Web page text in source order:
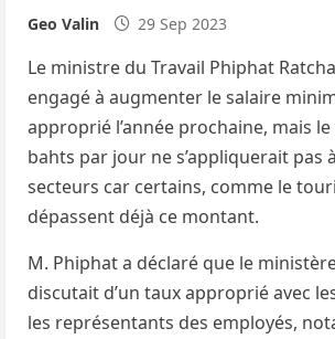
Geo Valin 29 Sep 2023
Le ministre du Travail Phiphat
engagé à augmenter le salaire
approprié l’année prochaine, mais
bahts par jour ne s’appliquerait pas
secteurs car certains, comme le
dépassent déjà ce montant.
M. Phiphat a déclaré que le
discutait d’un taux approprié avec
les représentants des employés,